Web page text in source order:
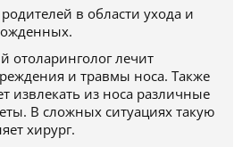
в области ухода и
отоларинголог лечит
и травмы носа. Также
извлекать из носа различные
В сложных ситуациях такую
хирург.